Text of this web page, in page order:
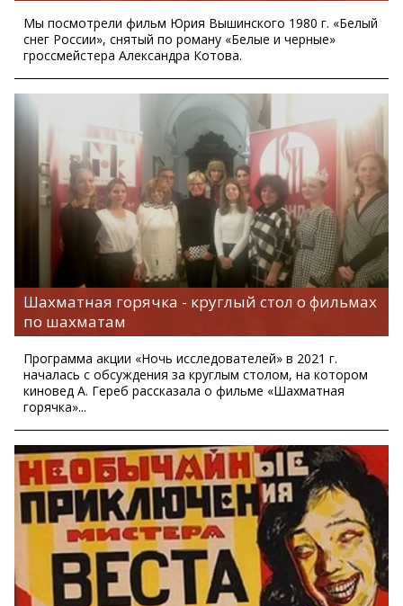
Мы посмотрели фильм Юрия Вышинского 1980 г. «Белый
снег России», снятый по роману «Белые и черные»
гроссмейстера Александра Котова.
Шахматная горячка - круглый стол о фильмах
по шахматам
Программа акции «Ночь исследователей» в 2021 г.
началась с обсуждения за круглым столом, на котором
киновед А. Гереб рассказала о фильме «Шахматная
горячка»...